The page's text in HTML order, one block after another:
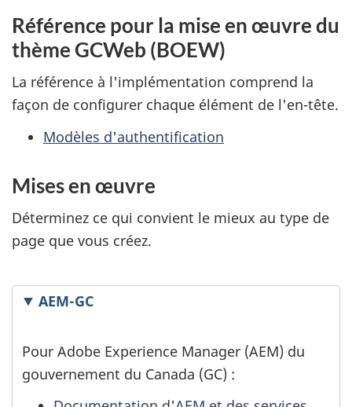
Référence pour la mise en œuvre du
thème GCWeb (BOEW)
La référence à l'implémentation comprend la
façon de configurer chaque élément de l'en-tête.
Modèles d'authentification
Mises en œuvre
Déterminez ce qui convient le mieux au type de
page que vous créez.
AEM-GC
Pour Adobe Experience Manager (AEM) du
gouvernement du Canada (GC) :